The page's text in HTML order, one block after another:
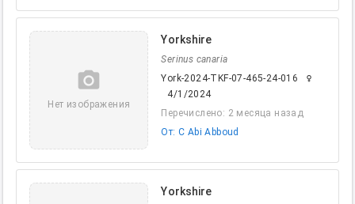
camera_alt
Нет изображения
Yorkshire
Serinus canaria
York-2024-TKF-07-465-24-016
female
4/1/2024
Перечислено: 2 месяца назад
От: C Abi Abboud
Yorkshire